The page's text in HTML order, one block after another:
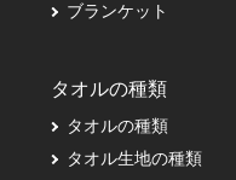
ブランケット
タオルの種類
タオルの種類
タオル生地の種類